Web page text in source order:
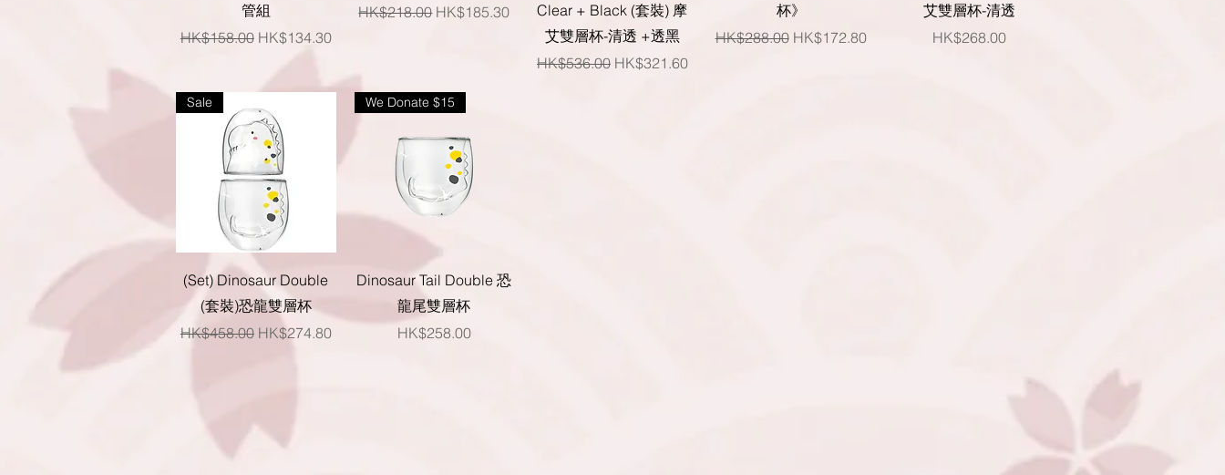
管組
一般價格
HK$158.00 促銷價格
HK$134.30
一般價格
HK$218.00 促銷價格
HK$185.30
Clear + Black (套裝) 摩
艾雙層杯-清透 +透黑
一般價格
HK$536.00 促銷價格
HK$321.60
杯》
一般價格
HK$288.00 促銷價格
HK$172.80
艾雙層杯-清透
價格
HK$268.00
快速瀏覽
Sale
(Set) Dinosaur Double
(套裝)恐龍雙層杯
一般價格
HK$458.00 促銷價格
HK$274.80
快速瀏覽
We Donate $15
Dinosaur Tail Double 恐
龍尾雙層杯
價格
HK$258.00